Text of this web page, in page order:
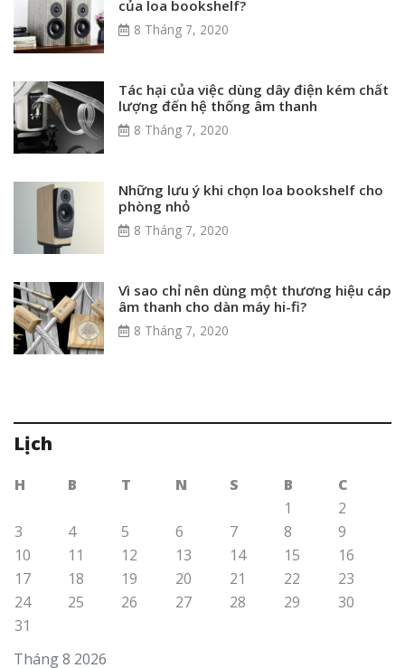
của loa bookshelf?
8 Tháng 7, 2020
Tác hại của việc dùng dây điện kém chất
lượng đến hệ thống âm thanh
8 Tháng 7, 2020
Những lưu ý khi chọn loa bookshelf cho
phòng nhỏ
8 Tháng 7, 2020
Vì sao chỉ nên dùng một thương hiệu cáp
âm thanh cho dàn máy hi-fi?
8 Tháng 7, 2020
Lịch
Tháng 8 2026
H B T N S B
C
1
2
3
4 5 6 7 8
9
10
11 12 13 14 15
16
17
18 19 20 21 22
23
24
25 26 27 28 29
30
31